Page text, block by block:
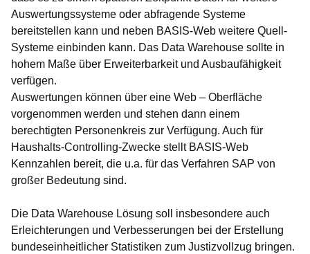
Auswertungssysteme oder abfragende Systeme
bereitstellen kann und neben BASIS-Web weitere Quell-
Systeme einbinden kann. Das Data Warehouse sollte in
hohem Maße über Erweiterbarkeit und Ausbaufähigkeit
verfügen.
Auswertungen können über eine Web – Oberfläche
vorgenommen werden und stehen dann einem
berechtigten Personenkreis zur Verfügung. Auch für
Haushalts-Controlling-Zwecke stellt BASIS-Web
Kennzahlen bereit, die u.a. für das Verfahren SAP von
großer Bedeutung sind.
Die Data Warehouse Lösung soll insbesondere auch
Erleichterungen und Verbesserungen bei der Erstellung
bundeseinheitlicher Statistiken zum Justizvollzug bringen.